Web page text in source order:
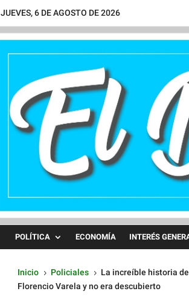
JUEVES, 6 DE AGOSTO DE 2026
POLÍTICA ECONOMÍA INTERÉS
Inicio 5 Policiales 5 La increíble historia
Florencio Varela y no era descubierto